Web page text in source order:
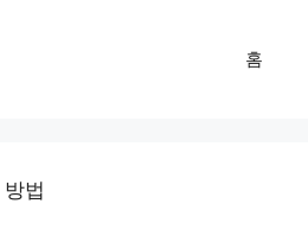
홈